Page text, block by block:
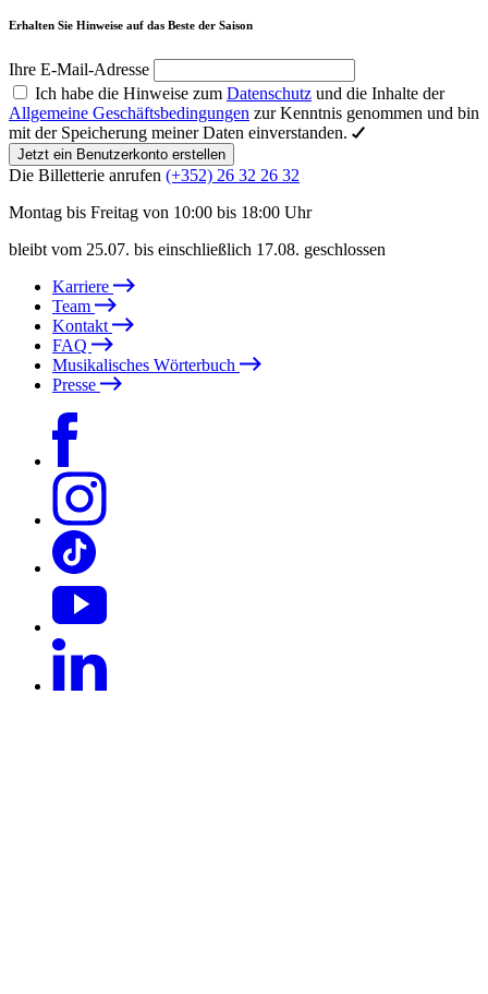
Erhalten Sie Hinweise auf das Beste der Saison
Ihre E-Mail-Adresse
Ich habe die Hinweise zum Datenschutz und die Inhalte der
Allgemeine Geschäftsbedingungen zur Kenntnis genommen und bin
mit der Speicherung meiner Daten einverstanden.
Jetzt ein Benutzerkonto erstellen
Die Billetterie anrufen (+352) 26 32 26 32
Montag bis Freitag von 10:00 bis 18:00 Uhr
bleibt vom 25.07. bis einschließlich 17.08. geschlossen
Karriere
Team
Kontakt
FAQ
Musikalisches Wörterbuch
Presse